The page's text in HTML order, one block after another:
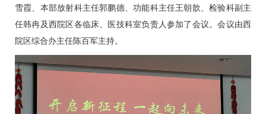
雪霞、本部放射科主任郭鹏德、功能科主任王朝歆 、检验科副主
任韩冉及西院区各临床、 医技科室负责人参加了会议。会议由西
院区综合办主任陈百军主持。